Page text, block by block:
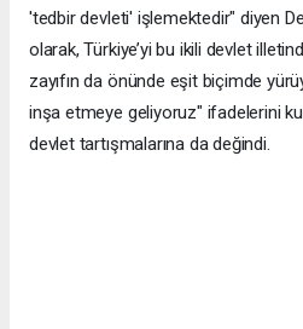
'tedbir devleti' işlemektedir" diyen
olarak, Türkiye’yi bu ikili devlet
zayıfın da önünde eşit biçimde
inşa etmeye geliyoruz" ifadelerini
devlet tartışmalarına da değindi.